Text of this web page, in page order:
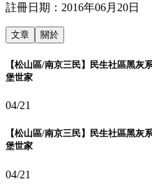
註冊日期： 2016年06月20日
文章 關於
【松山區/南京三民】民生社區黑灰
堡世家
04/21
【松山區/南京三民】民生社區黑灰
堡世家
04/21